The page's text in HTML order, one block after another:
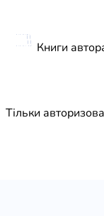
Книги
Тільки